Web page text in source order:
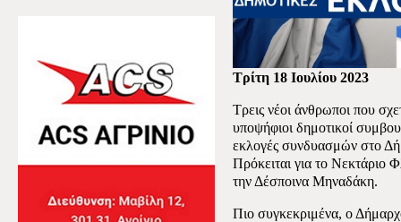
Τρίτη 18 Ιουλίου 2023
Τρεις νέοι άνθρωποι που
υποψήφιοι δημοτικοί
εκλογές συνδυασμών στο
Πρόκειται για το
την Δέσποινα Μηναδάκη.
Πιο συγκεκριμένα, ο